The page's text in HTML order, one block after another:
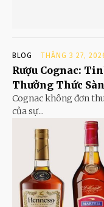
BLOG THÁNG 3 27,
Rượu Cognac:
Thưởng Thức
Cognac không đơn
của sự...